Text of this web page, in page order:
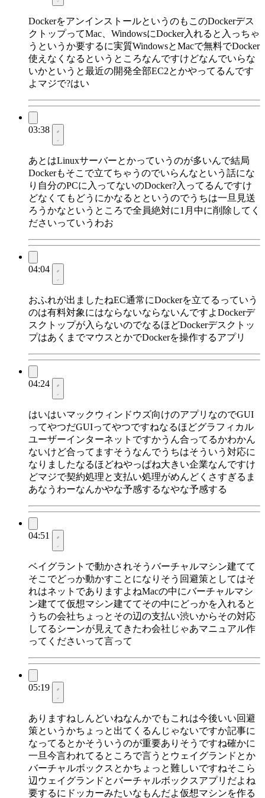
DockerをアンインストールというのもこのDockerデス
クトップってMac、WindowsにDocker入れると入っちゃ
うというか要するに実質WindowsとMacで無料でDocker
使えなくなるというところなんですけどなんでいらな
いかというと最近の開発全部EC2とかやってるんです
よマジで?はい
03:38
あとはLinuxサーバーとかっていうのが多いんで結局
Dockerもそこで立てちゃうのでいらんなという話にな
り自分のPCに入ってないのDocker?入ってるんですけ
どなくてもどうにかなるとというのでうちは一旦見送
ろうかなというところで全員絶対に1月中に削除してく
ださいっていうわお
04:04
おふれが出ましたねEC通常にDockerを立てるっていう
のは有料対象にはならないならないんですよDockerデ
スクトップが入らないのでなるほどDockerデスクトッ
プはあくまでマウスとかでDockerを操作するアプリ
04:24
はいはいマックウィンドウズ向けのアプリなのでGUI
ってやつだGUIってやつですねなるほどグラフィカル
ユーザーインターネットですかうん合ってるかわかん
ないけど合ってますそうなんでうちはそういう対応に
なりましたなるほどねやっぱね大きい企業なんですけ
どマジで契約処理と支払い処理がめんどくさすぎるま
あなうわーなんかやな予感するなやな予感する
04:51
ベイグラントで動かされそうバーチャルマシン建てて
そこでどっか動かすことになりそう回避策としてはそ
れはネットでありますよねMacの中にバーチャルマシ
ン建てて仮想マシン建ててその中にどっかを入れると
うちの会社ちょっとその辺の支払い渋いからその対応
してるシーンが見えてきたわ会社じゃあマニュアル作
ってくださいって言って
05:19
ありますねしんどいねなんかでもこれは今後いい回避
策というかちょっと出てくるんじゃないですか記事に
なってるとかそういうのが重要ありそうですね確かに
一旦今言われてるところで言うとウェイグランドとか
バーチャルボックスとかちょっと難しいですねそこら
辺ウェイグランドとバーチャルボックスアプリだよね
要するにドッカーみたいなもんだよ仮想マシンを作る